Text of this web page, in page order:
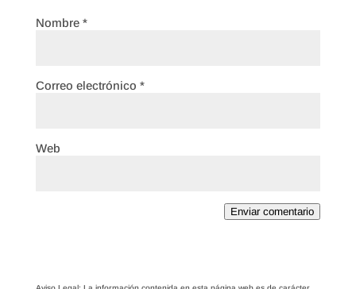
Nombre *
Correo electrónico *
Web
Enviar comentario